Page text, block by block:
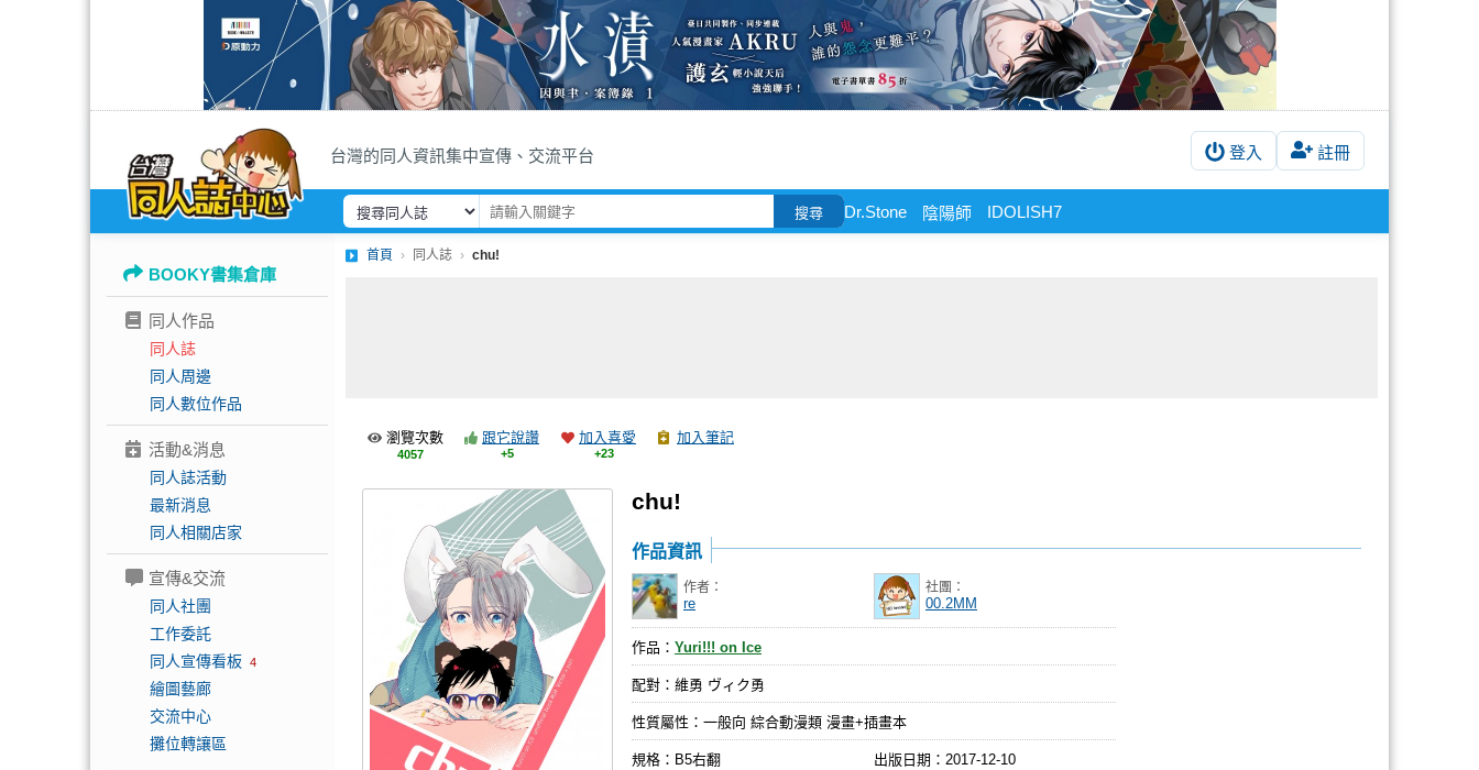
台灣的同人資訊集中宣傳、交流平台 登入 註冊
搜尋 Dr.Stone 陰陽師 IDOLISH7
BOOKY書集倉庫
同人作品
同人誌
同人周邊
同人數位作品
活動&消息
同人誌活動
最新消息
同人相關店家
宣傳&交流
同人社團
工作委託
同人宣傳看板 4
繪圖藝廊
交流中心
攤位轉讓區
首頁 同人誌 chu!
瀏覽次數
4057
跟它說讚
+5
加入喜愛
+23
加入筆記
chu!
作品資訊
作者：
re
社團：
00.2MM
作品： Yuri!!! on Ice
配對：維勇 ヴィク勇
性質屬性：一般向 綜合動漫類 漫畫+插畫本
規格：B5右翻 出版日期： 2017-12-10